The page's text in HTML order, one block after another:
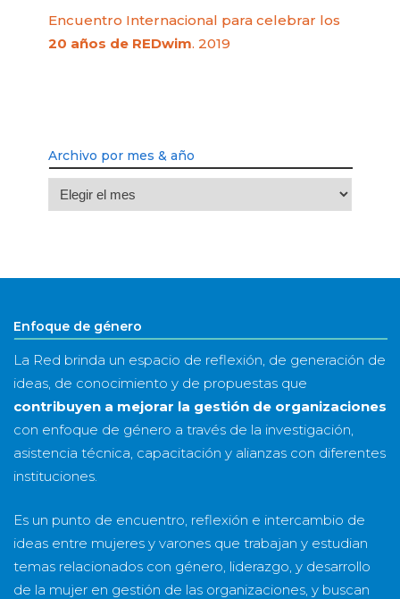
Encuentro Internacional para celebrar los
20 años de REDwim. 2019
Archivo por mes & año
Archivo
por
año
Enfoque de género
La Red brinda un espacio de reflexión, de generación de
ideas, de conocimiento y de propuestas que
contribuyen a mejorar la gestión de organizaciones
con enfoque de género a través de la investigación,
asistencia técnica, capacitación y alianzas con diferentes
instituciones.
Es un punto de encuentro, reflexión e intercambio de
ideas entre mujeres y varones que trabajan y estudian
temas relacionados con género, liderazgo, y desarrollo
de la mujer en gestión de las organizaciones, y buscan